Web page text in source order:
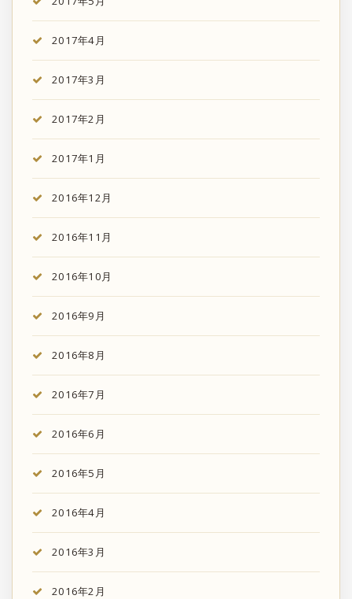
2017年4月
2017年3月
2017年2月
2017年1月
2016年12月
2016年11月
2016年10月
2016年9月
2016年8月
2016年7月
2016年6月
2016年5月
2016年4月
2016年3月
2016年2月